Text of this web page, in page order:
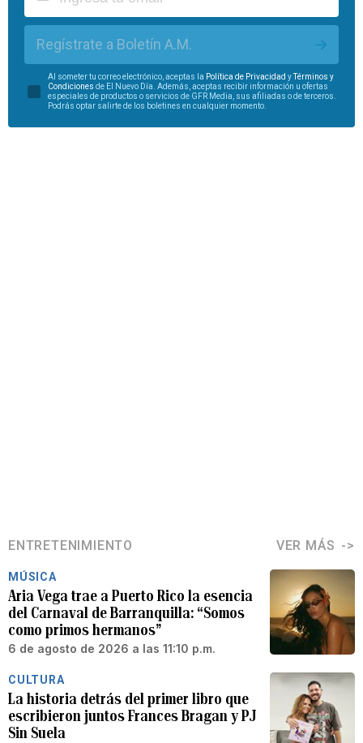
Regístrate a Boletín A.M.
Al someter tu correo electrónico, aceptas la Política de Privacidad yTérminos y
Condiciones de El Nuevo Día. Además, aceptas recibir información u ofertas
especiales de productos o servicios de GFR Media, sus afiliadas o de terceros.
Podrás optar salirte de los boletines en cualquier momento.
ENTRETENIMIENTO VER MÁS
MÚSICA
Aria Vega trae a Puerto Rico la esencia
del Carnaval de Barranquilla: “Somos
como primos hermanos”
6 de agosto de 2026 a las 11:10 p.m.
CULTURA
La historia detrás del primer libro que
escribieron juntos Frances Bragan y PJ
Sin Suela